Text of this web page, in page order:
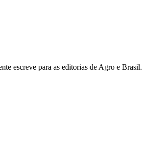
escreve para as editorias de Agro e Brasil.